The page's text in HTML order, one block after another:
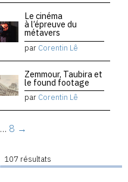
Le cinéma
à l’épreuve du
métavers
par Corentin Lê
Zemmour, Taubira et
le found footage
par Corentin Lê
… 8 →
107 résultats